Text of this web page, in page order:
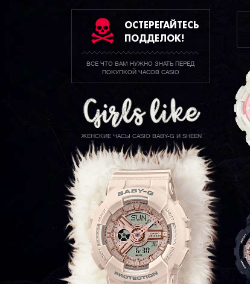
ОСТЕРЕГАЙТЕСЬ
ПОДДЕЛОК!
ВСЕ ЧТО ВАМ НУЖНО ЗНАТЬ ПЕРЕД
ПОКУПКОЙ ЧАСОВ CASIO
ЖЕНСКИЕ ЧАСЫ CASIO BABY-G И SHEEN